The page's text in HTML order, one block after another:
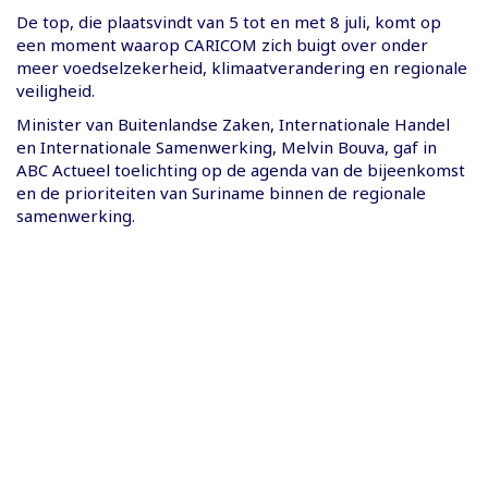
De top, die plaatsvindt van 5 tot en met 8 juli, komt op
een moment waarop CARICOM zich buigt over onder
meer voedselzekerheid, klimaatverandering en regionale
veiligheid.
Minister van Buitenlandse Zaken, Internationale Handel
en Internationale Samenwerking, Melvin Bouva, gaf in
ABC Actueel toelichting op de agenda van de bijeenkomst
en de prioriteiten van Suriname binnen de regionale
samenwerking.